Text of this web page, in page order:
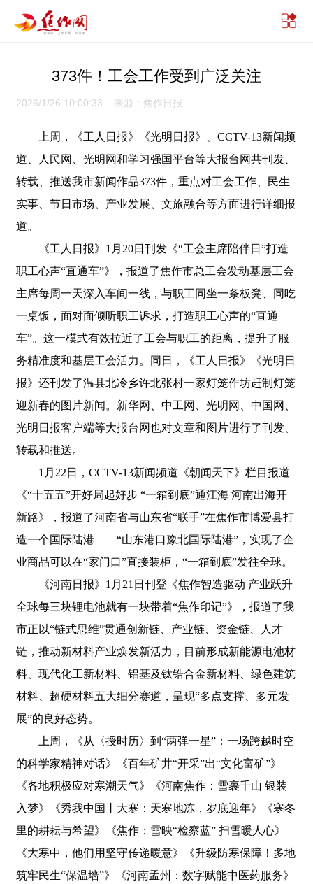
373件！工会工作受到广泛关注
2026/1/26 10:00:33 来源：焦作日报
上周，《工人日报》《光明日报》、CCTV-13新闻频
道、人民网、光明网和学习强国平台等大报台网共刊发、
转载、推送我市新闻作品373件，重点对工会工作、民生
实事、节日市场、产业发展、文旅融合等方面进行详细报
道。
《工人日报》1月20日刊发《“工会主席陪伴日”打造
职工心声“直通车”》，报道了焦作市总工会发动基层工会
主席每周一天深入车间一线，与职工同坐一条板凳、同吃
一桌饭，面对面倾听职工诉求，打造职工心声的“直通
车”。这一模式有效拉近了工会与职工的距离，提升了服
务精准度和基层工会活力。同日，《工人日报》《光明日
报》还刊发了温县北冷乡许北张村一家灯笼作坊赶制灯笼
迎新春的图片新闻。新华网、中工网、光明网、中国网、
光明日报客户端等大报台网也对文章和图片进行了刊发、
转载和推送。
1月22日，CCTV-13新闻频道《朝闻天下》栏目报道
《“十五五”开好局起好步 “一箱到底”通江海 河南出海开
新路》，报道了河南省与山东省“联手”在焦作市博爱县打
造一个国际陆港——“山东港口豫北国际陆港”，实现了企
业商品可以在“家门口”直接装柜，“一箱到底”发往全球。
《河南日报》1月21日刊登《焦作智造驱动 产业跃升
全球每三块锂电池就有一块带着“焦作印记”》，报道了我
市正以“链式思维”贯通创新链、产业链、资金链、人才
链，推动新材料产业焕发新活力，目前形成新能源电池材
料、现代化工新材料、铝基及钛锆合金新材料、绿色建筑
材料、超硬材料五大细分赛道，呈现“多点支撑、多元发
展”的良好态势。
上周，《从〈授时历〉到“两弹一星”：一场跨越时空
的科学家精神对话》《百年矿井“开采”出“文化富矿”》
《各地积极应对寒潮天气》《河南焦作：雪裹千山 银装
入梦》《秀我中国丨大寒：天寒地冻，岁底迎年》《寒冬
里的耕耘与希望》《焦作：雪映“检察蓝” 扫雪暖人心》
《大寒中，他们用坚守传递暖意》《升级防寒保障！多地
筑牢民生“保温墙”》《河南孟州：数字赋能中医药服务》